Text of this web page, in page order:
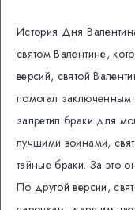
История Дня
святом Валентине,
версий, святой
помогал
запретил браки для
лучшими воинами,
тайные браки. За это
По другой версии,